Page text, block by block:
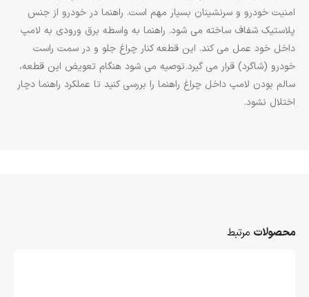
امنیت خودرو و سرنشینان بسیار مهم است. راهنما در خودرو از جنس
پلاستیک شفاف ساخته می شود. راهنما به واسطه برق ورودی به لامپ
داخل خود عمل می کند. این قطعه کنار چراغ جلو و در سمت راست
خودرو (شاگرد) قرار می گیرد. توصیه می شود هنگام تعویض این قطعه،
سالم بودن لامپ داخل چراغ راهنما را بررسی کنید تا عملکرد راهنما دچار
اختلال نشود.
محصولات مرتبط